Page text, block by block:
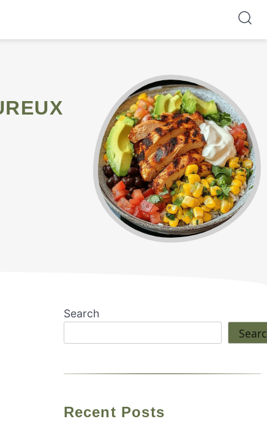
Search
Recent Posts